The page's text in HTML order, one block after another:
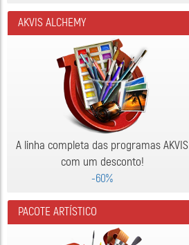
AKVIS ALCHEMY
A linha completa das programas AKVIS
com um desconto!
-60%
PACOTE ARTÍSTICO